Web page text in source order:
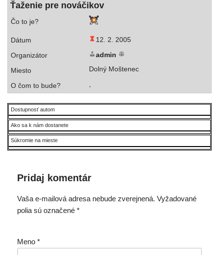
Ťaženie pre nováčikov
12. 2. 2005
admin
Dolný Moštenec
,
Dostupnosť autom
Ako sa k nám dostanete
Súkromie na mieste
Pridaj komentár
Vaša e-mailová adresa nebude zverejnená. Vyžadované
polia sú označené *
Meno *